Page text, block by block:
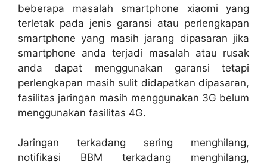
beberapa masalah smartphone xiaomi yang
terletak pada jenis garansi atau perlengkapan
smartphone yang masih jarang dipasaran jika
smartphone anda terjadi masalah atau rusak
anda dapat menggunakan garansi tetapi
perlengkapan masih sulit didapatkan dipasaran,
fasilitas jaringan masih menggunakan 3G belum
menggunakan fasilitas 4G.
Jaringan terkadang sering menghilang,
notifikasi BBM terkadang menghilang,